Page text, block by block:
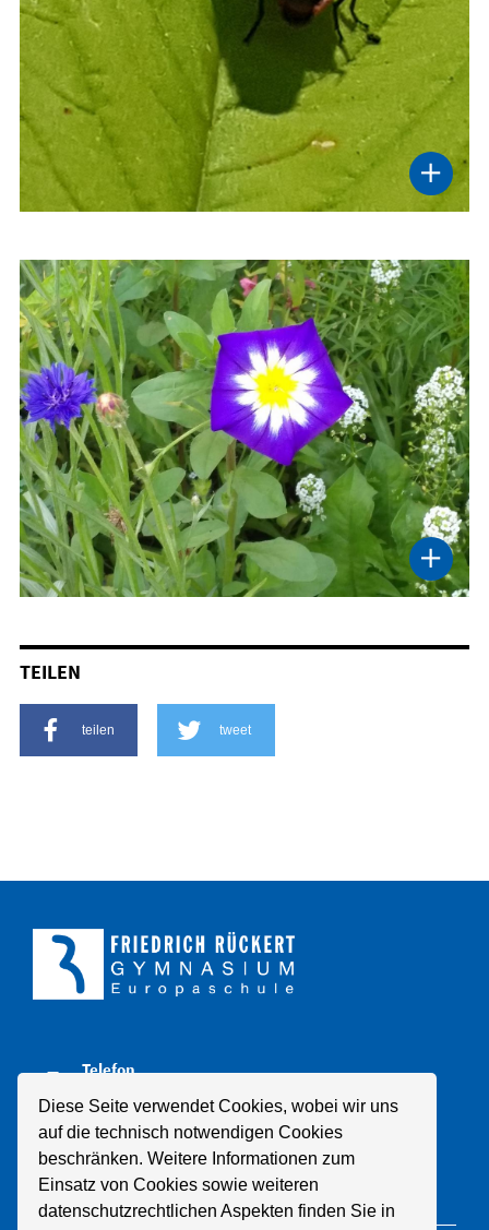
Diese Seite verwendet Cookies, wobei wir uns
auf die technisch notwendigen Cookies
beschränken. Weitere Informationen zum
Einsatz von Cookies sowie weiteren
datenschutzrechtlichen Aspekten finden Sie in
TEILEN
teilen tweet
Telefon
+49 211 8998310
E-Mail
Mail schreiben